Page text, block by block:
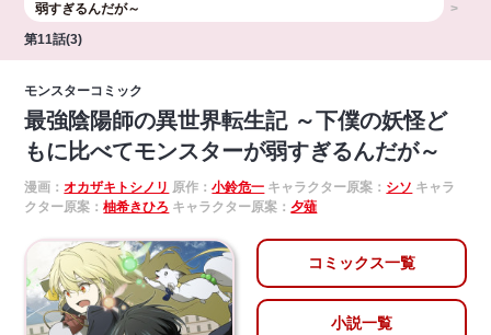
弱すぎるんだが～
第11話(3)
モンスターコミック
最強陰陽師の異世界転生記 ～下僕の妖怪ど
もに比べてモンスターが弱すぎるんだが～
漫画：オカザキトシノリ 原作：小鈴危一 キャラクター原案： シソ キャラ
クター原案：柚希きひろ キャラクター原案： 夕薙
コミックス一覧
小説一覧